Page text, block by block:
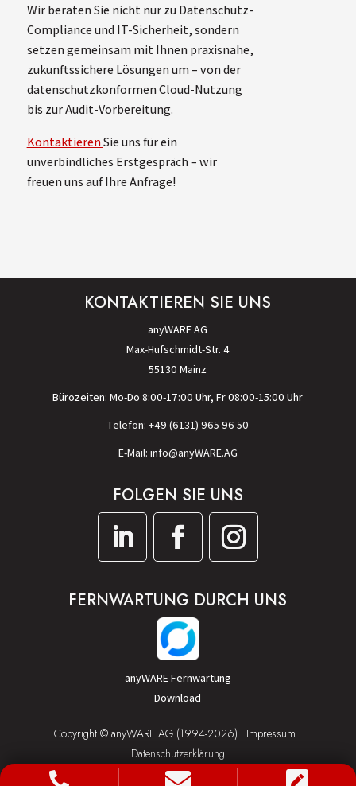
Wir beraten Sie nicht nur zu Datenschutz-
Compliance und IT-Sicherheit, sondern
setzen gemeinsam mit Ihnen praxisnahe,
zukunftssichere Lösungen um – von der
datenschutzkonformen Cloud-Nutzung
bis zur Audit-Vorbereitung.
KontaktierenSie uns für ein
unverbindliches Erstgespräch – wir
freuen uns auf Ihre Anfrage!
KONTAKTIEREN SIE UNS
anyWARE AG
Max-Hufschmidt-Str. 4
55130 Mainz
Bürozeiten: Mo-Do 8:00-17:00 Uhr, Fr 08:00-15:00 Uhr
Telefon: +49 (6131) 965 96 50
E-Mail: info@anyWARE.AG
FOLGEN SIE UNS
FERNWARTUNG DURCH UNS
anyWARE Fernwartung
Download
Copyright © anyWARE AG (1994-2026) | Impressum |
Datenschutzerklärung
  